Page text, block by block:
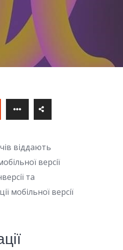
віддають
версії
та
мобільної версії